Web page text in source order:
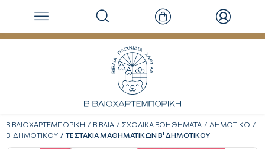
ΒΙΒΛΙΟΧΑΡΤΕΜΠΟΡΙΚΗ ΒΙΒΛΙΑ ΣΧΟΛΙΚΑ ΒΟΗΘΗΜΑΤΑ
ΔΗΜΟΤΙΚΟ
Β' ΔΗΜΟΤΙΚΟΥ
ΤΕΣΤΑΚΙΑ ΜΑΘΗΜΑΤΙΚΩΝ Β' ΔΗΜΟΤΙΚΟΥ